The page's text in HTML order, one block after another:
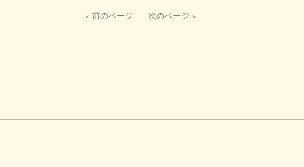
« 前のページ 次のページ »